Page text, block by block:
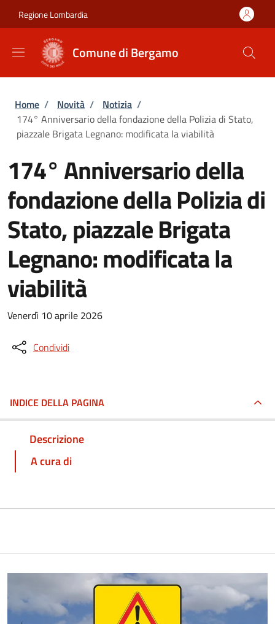
Regione Lombardia
Comune di Bergamo
Briciole di pane
Home / Novità / Notizia /
174° Anniversario della fondazione della Polizia di Stato,
piazzale Brigata Legnano: modificata la viabilità
174° Anniversario della
fondazione della Polizia di
Stato, piazzale Brigata
Legnano: modificata la
viabilità
Venerdì 10 aprile 2026
Condividi
INDICE DELLA PAGINA
Descrizione
A cura di